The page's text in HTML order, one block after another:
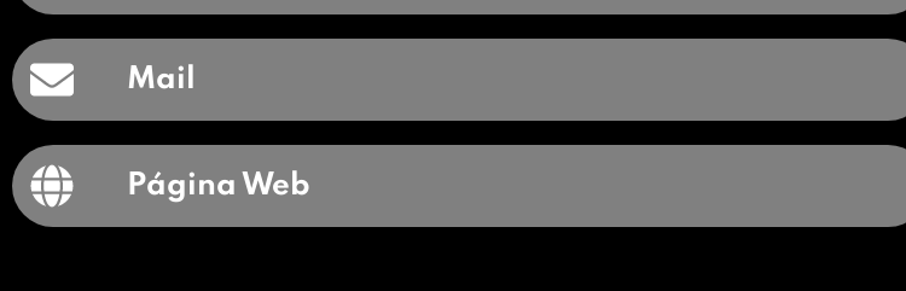
Mail
Página Web